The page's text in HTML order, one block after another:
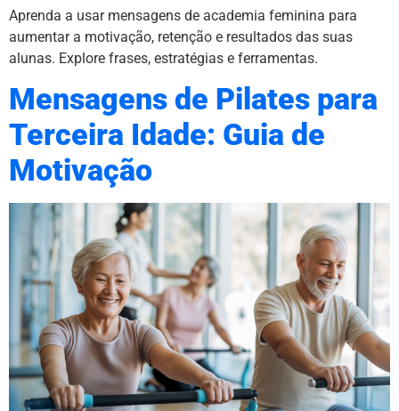
Aprenda a usar mensagens de academia feminina para
aumentar a motivação, retenção e resultados das suas
alunas. Explore frases, estratégias e ferramentas.
Mensagens de Pilates para
Terceira Idade: Guia de
Motivação